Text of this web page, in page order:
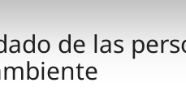
GESTIONESde las